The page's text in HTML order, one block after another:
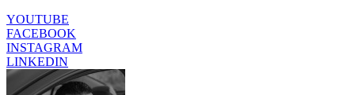
YOUTUBE
FACEBOOK
INSTAGRAM
LINKEDIN